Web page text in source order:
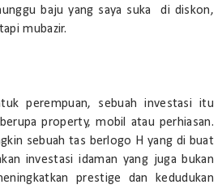
baju yang saya suka di diskon,
mubazir.
perempuan, sebuah investasi itu
property, mobil atau perhiasan.
sebuah tas berlogo H yang di buat
investasi idaman yang juga bukan
prestige dan kedudukan